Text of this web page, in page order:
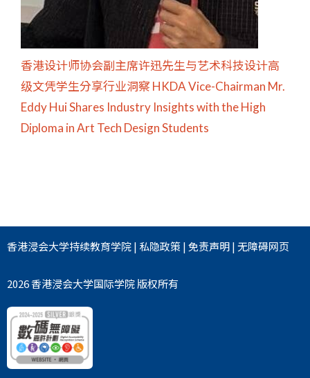
香港设计师协会副主席许迅先生与艺术科技设计高
级文凭学生分享行业洞察 HKDA Vice-Chairman Mr.
Eddy Hui Shares Industry Insights with the High
Diploma in Art Tech Design Students
香港浸会大学持续教育学院| 私隐政策|免责声明|无障碍网页
2026 香港浸会大学国际学院 版权所有